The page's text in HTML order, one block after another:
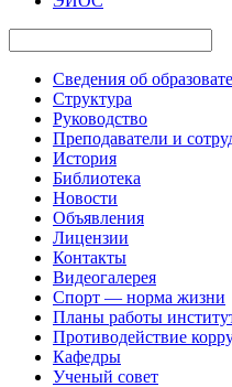
Сведения об
Структура
Руководство
Преподаватели и
История
Библиотека
Новости
Объявления
Лицензии
Контакты
Видеогалерея
Спорт — норма жизни
Планы работы
Противодействие
Кафедры
Ученый совет